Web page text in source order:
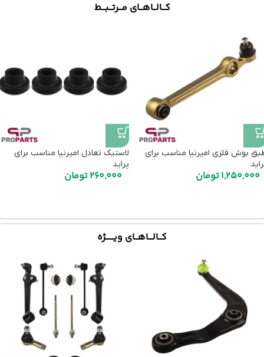
کـــالـــاهـــای مـــرتـــبـــط
بوش فلزی امیرنیا مناسب برای
1,250,000تومان
لاستیک تعادل امیرنیا مناسب برای
پراید
260,000تومان
کـــالــــاهـــای ویـــــــژه